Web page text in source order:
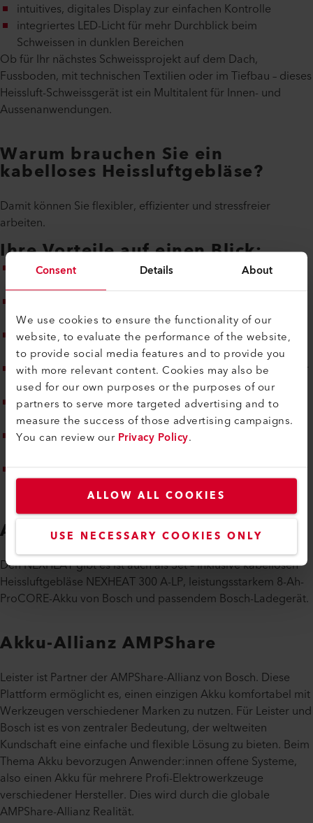
Consent Details About
We use cookies to ensure the functionality of our
website, to evaluate the performance of the website,
to provide social media features and to provide you
with more relevant content. Cookies may also be
used for our own purposes or the purposes of our
partners to serve more targeted advertising and to
measure the success of those advertising campaigns.
You can review ourPrivacy Policy.
ALLOW ALL COOKIES
USE NECESSARY COOKIES ONLY
intuitives, digitales Display zur einfachen Kontrolle
integriertes LED-Licht für mehr Durchblick beim
Schweissen in dunklen Bereichen
Ob für Ihr nächstes Schweissprojekt auf dem Dach,
Fussboden, mit technischen Textilien oder im Tiefbau – dieses
Heissluft-Schweissgerät ist ein Multitalent für Innen- und
Aussenanwendungen.
Warum brauchen Sie ein
kabelloses Heissluftgebläse?
Damit können Sie flexibler, effizienter und stressfreier
arbeiten.
Ihre Vorteile auf einen Blick:
Kabellose Freiheit:
komplett akkubetrieben – keine
Stolperfallen, keine Steckdosensuche
Schweissen
Optimale Ergonomie:leicht, gut ausbalanciert – für
ermüdungsfreies Arbeiten
Langzeitpower:intelligentes Akkumanagement sorgt für
sorgenlosen Dauerbetrieb
Weniger Wartung:robuste Komponenten, die hohe
Belastungen aushalten
Vielseitig einsetzbar:ideal für Reparaturen und
Als Set erhältlich
Den NEXHEAT gibt es ist auch als Set – inklusive kabellosen
Heissluftgebläse NEXHEAT 300 A-LP, leistungsstarkem 8-Ah-
ProCORE-Akku von Bosch und passendem Bosch-Ladegerät.
Akku-Allianz AMPShare
Leister ist Partner der AMPShare-Allianz von Bosch. Diese
Plattform ermöglicht es, einen einzigen Akku komfortabel mit
Werkzeugen verschiedener Marken zu nutzen. Für Leister und
Bosch ist es von zentraler Bedeutung, der weltweiten
Kundschaft eine einfache und flexible Lösung zu bieten. Beim
Thema Akku bevorzugen Anwender:innen offene Systeme,
also einen Akku für mehrere Profi-Elektrowerkzeuge
verschiedener Hersteller. Dies wird durch die globale
AMPShare-Allianz Realität.